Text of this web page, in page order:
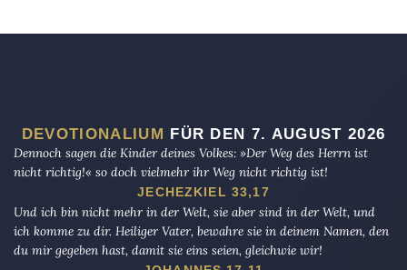
DEVOTIONALIUM
FÜR DEN 7. AUGUST 2026
Dennoch sagen die Kinder deines Volkes: »Der Weg des Herrn ist
nicht richtig!« so doch vielmehr ihr Weg nicht richtig ist!
JECHEZKIEL 33,17
Und ich bin nicht mehr in der Welt, sie aber sind in der Welt, und
ich komme zu dir. Heiliger Vater, bewahre sie in deinem Namen, den
du mir gegeben hast, damit sie eins seien, gleichwie wir!